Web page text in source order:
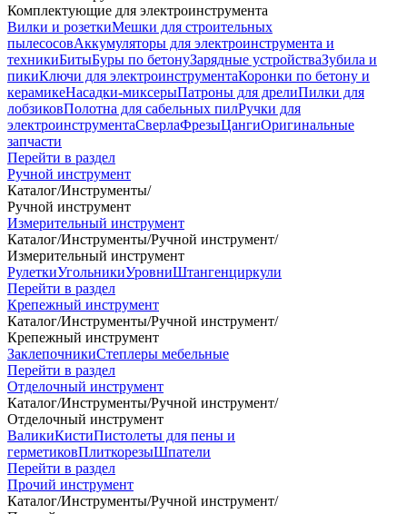
Комплектующие для электроинструмента
Вилки и розеткиМешки для строительных
пылесосовАккумуляторы для электроинструмента и
техникиБитыБуры по бетонуЗарядные устройстваЗубила и
пикиКлючи для электроинструментаКоронки по бетону и
керамикеНасадки-миксерыПатроны для дрелиПилки для
лобзиковПолотна для сабельных пилРучки для
электроинструментаСверлаФрезыЦангиОригинальные
запчасти
Перейти в раздел
Ручной инструмент
Каталог/Инструменты/
Ручной инструмент
Измерительный инструмент
Каталог/Инструменты/Ручной инструмент/
Измерительный инструмент
РулеткиУгольникиУровниШтангенциркули
Перейти в раздел
Крепежный инструмент
Каталог/Инструменты/Ручной инструмент/
Крепежный инструмент
ЗаклепочникиСтеплеры мебельные
Перейти в раздел
Отделочный инструмент
Каталог/Инструменты/Ручной инструмент/
Отделочный инструмент
ВаликиКистиПистолеты для пены и
герметиковПлиткорезыШпатели
Перейти в раздел
Прочий инструмент
Каталог/Инструменты/Ручной инструмент/